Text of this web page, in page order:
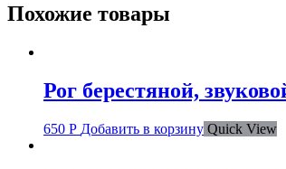
Похожие товары
Рог берестяной,
650 Р Добавить в корзину Quick View